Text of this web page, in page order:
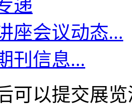
递
座会议动态...
刊信息...
可以提交展